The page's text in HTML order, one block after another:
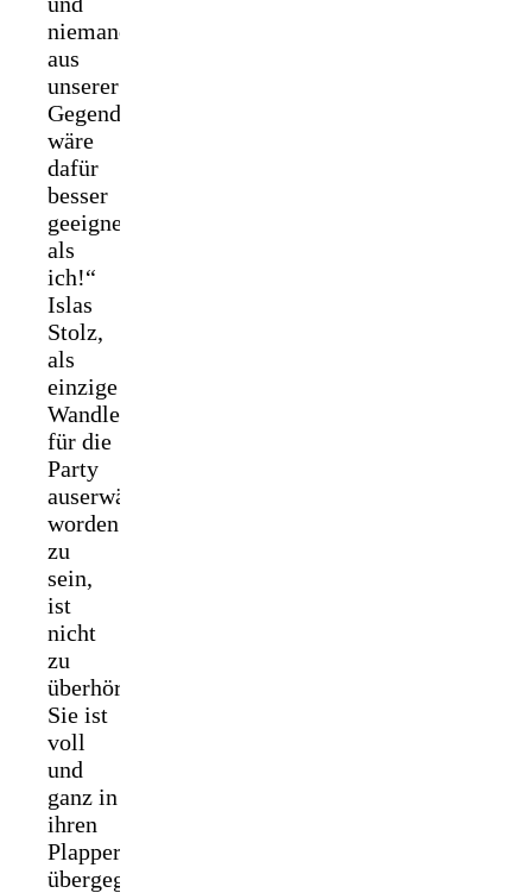
niemand
aus
unserer
Gegend
wäre
dafür
besser
geeignet,
als
ich!“
Islas
Stolz,
als
einzige
Wandlerin
für die
Party
auserwählt
worden
zu
sein,
ist
nicht
zu
überhören.
Sie ist
voll
und
ganz in
ihren
Plappermodus
übergegangen.